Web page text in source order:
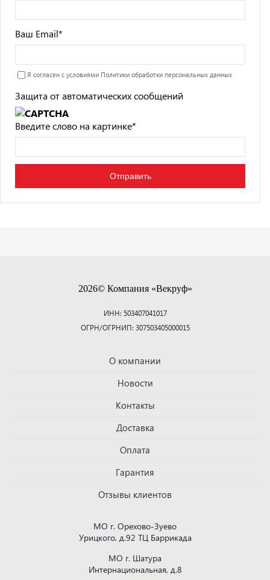
Ваш Email*
Я согласен с условиями Политики обработки персональных данных
Защита от автоматических сообщений
Введите слово на картинке*
2026© Компания «Векруф»
ИНН: 503407041017
ОГРН/ОГРНИП: 307503405000015
О компании
Новости
Контакты
Доставка
Оплата
Гарантия
Отзывы клиентов
МО г. Орехово-Зуево
Урицкого, д.92 ТЦ Баррикада
МО г. Шатура
Интернациональная, д.8